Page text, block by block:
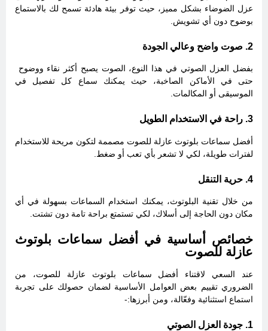
عزل الضوضاء بشكل مميز، حيث توفر بيئة هادئة تسمح لك بالاستماع
بوضوح دون أي تشويش.
2. صوت واضح وعالي الجودة
بفضل العزل الصوتي في هذا النوع، الصوت يصبح أكثر نقاء ووضوح
حتى في الأماكن الصاخبة، حيث يمكنك سماع كل تفصيل في
الموسيقى أو المكالمات.
3. راحة في الاستخدام الطويل
أفضل سماعات بلوتوث عازلة للصوت مصممة لتكون مريحة للاستخدام
لفترات طويلة، لكي لا تشعر بأي تعب أو ضغط.
4. حرية التنقل
من خلال تقنية البلوتوث، يمكنك استخدام السماعات بسهولة في أي
مكان دون الحاجة إلى أسلاك، لكي تستمتع براحة تامة دون تشتت.
خصائص أساسية في أفضل سماعات بلوتوث
عازلة للصوت
عند السعي لاقتناء أفضل سماعات بلوتوث عازلة للصوت، من
الضروري تقييم بعض العوامل الأساسية لضمان حصولك على تجربة
استماع استثنائية وفعّالة، ومن أبرزها:-
1. جودة العزل الصوتي